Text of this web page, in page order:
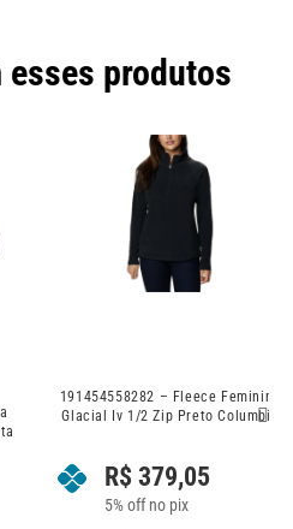
esses produtos
191454558282 – Fleece Feminino
Glacial Iv 1/2 Zip Preto Columbia
R$379,05
5% off no pix